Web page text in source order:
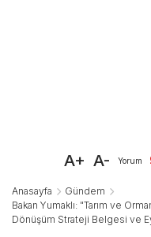
A+ A- Yorum
Anasayfa
Gündem
Bakan Yumaklı: "Tarım ve
Dönüşüm Strateji Belgesi ve